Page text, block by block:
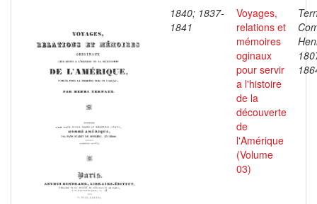
1840; 1837-
1841
Voyages,
relations et
mémoires
oginaux
pour servir
a l'histoire
de la
découverte
de
l'Amérique
(Volume
03)